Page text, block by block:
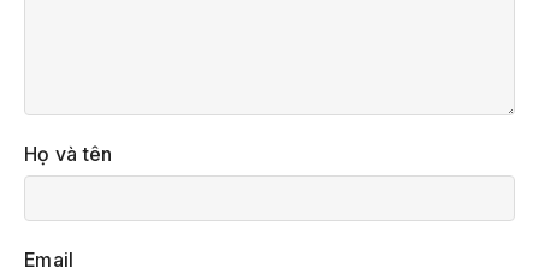
Họ và tên
Email